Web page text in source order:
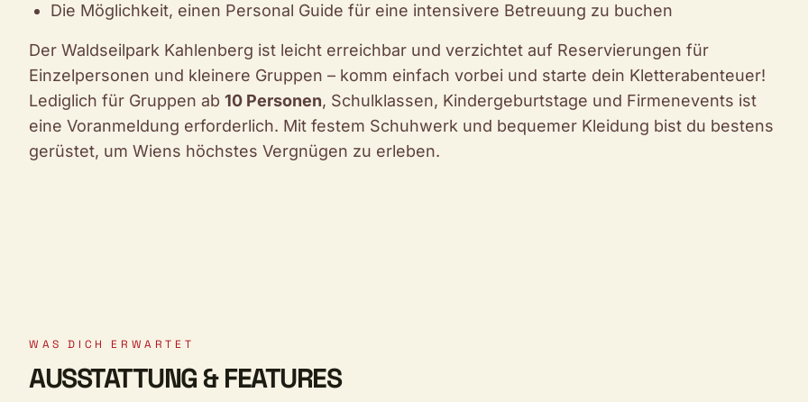
Die Möglichkeit, einen Personal Guide für eine intensivere Betreuung zu buchen
Der Waldseilpark Kahlenberg ist leicht erreichbar und verzichtet auf Reservierungen für
Einzelpersonen und kleinere Gruppen – komm einfach vorbei und starte dein Kletterabenteuer!
Lediglich für Gruppen ab 10 Personen, Schulklassen, Kindergeburtstage und Firmenevents ist
eine Voranmeldung erforderlich. Mit festem Schuhwerk und bequemer Kleidung bist du bestens
gerüstet, um Wiens höchstes Vergnügen zu erleben.
WAS DICH ERWARTET
AUSSTATTUNG & FEATURES